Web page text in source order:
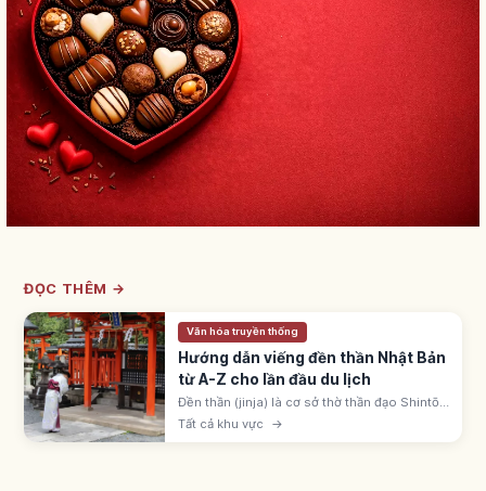
ĐỌC THÊM →
Văn hóa truyền thống
Hướng dẫn viếng đền thần Nhật Bản
từ A-Z cho lần đầu du lịch
Đền thần (jinja) là cơ sở thờ thần đạo Shintō
Nhật, khoảng 80.000 ngôi. Nhận biết qua
cổng torii; quy trình: torii, temizuya, ni-rei ni-
Tất cả khu vực →